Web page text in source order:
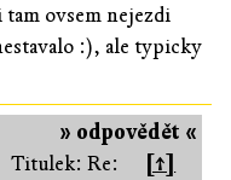
ovsem nejezdi
:), ale typicky
» odpovědět «
Titulek: Re:
[↑]